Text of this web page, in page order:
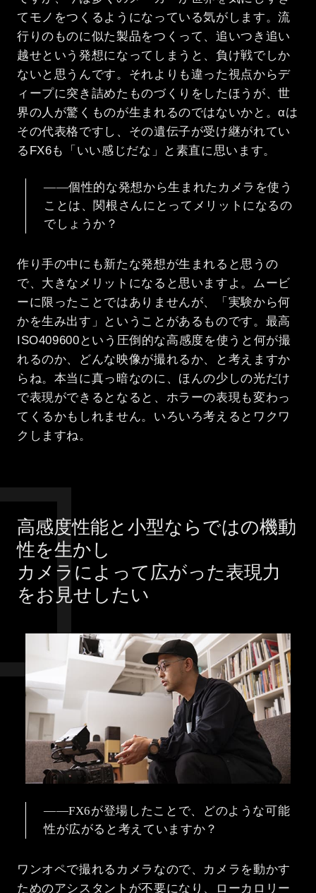
てモノをつくるようになっている気がします。流
行りのものに似た製品をつくって、追いつき追い
越せという発想になってしまうと、負け戦でしか
ないと思うんです。それよりも違った視点からデ
ィープに突き詰めたものづくりをしたほうが、世
界の人が驚くものが生まれるのではないかと。αは
その代表格ですし、その遺伝子が受け継がれてい
るFX6も「いい感じだな」と素直に思います。
――個性的な発想から生まれたカメラを使う
ことは、関根さんにとってメリットになるの
でしょうか？
作り手の中にも新たな発想が生まれると思うの
で、大きなメリットになると思いますよ。ムービ
ーに限ったことではありませんが、「実験から何
かを生み出す」ということがあるものです。最高
ISO409600という圧倒的な高感度を使うと何が撮
れるのか、どんな映像が撮れるか、と考えますか
らね。本当に真っ暗なのに、ほんの少しの光だけ
で表現ができるとなると、ホラーの表現も変わっ
てくるかもしれません。いろいろ考えるとワクワ
クしますね。
高感度性能と小型ならではの機動
性を生かし
カメラによって広がった表現力
をお見せしたい
――FX6が登場したことで、どのような可能
性が広がると考えていますか？
ワンオペで撮れるカメラなので、カメラを動かす
ためのアシスタントが不要になり、ローカロリー